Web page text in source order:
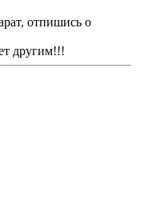
отпишись о
другим!!!